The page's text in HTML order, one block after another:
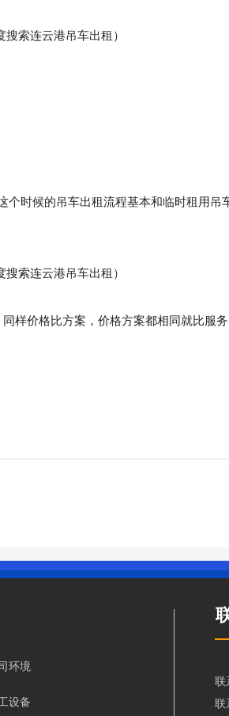
搜索连云港吊车出租）
个时候的吊车出租流程基本和临时租用
搜索连云港吊车出租）
样价格比方案，价格方案都相同就比服务
环境
设备
联
联